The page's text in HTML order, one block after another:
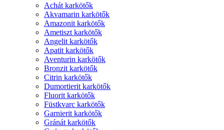
Achát karkötők
Akvamarin karkötők
Amazonit karkötők
Ametiszt karkötők
Angelit karkötők
Apatit karkötők
Aventurin karkötők
Bronzit karkötők
Citrin karkötők
Dumortierit karkötők
Fluorit karkötők
Füstkvarc karkötők
Garnierit karkötők
Gránát karkötők